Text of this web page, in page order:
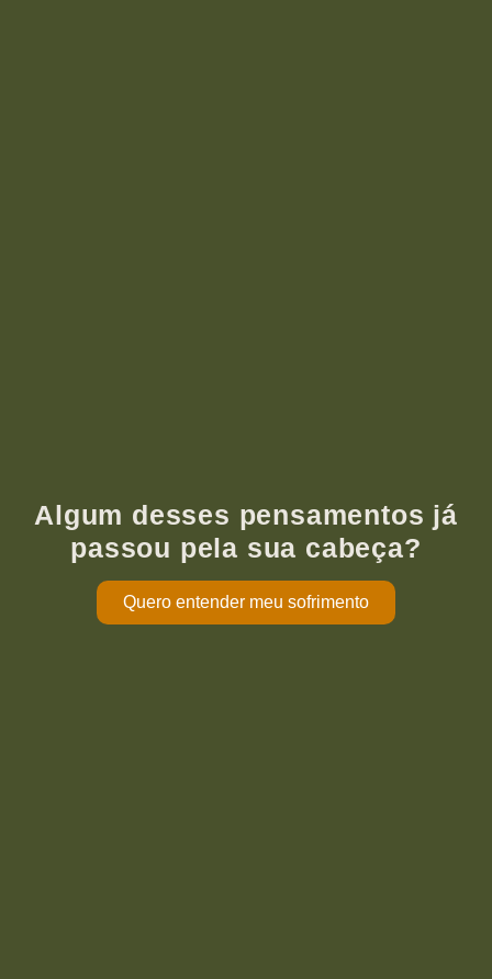
Algum desses pensamentos já
passou pela sua cabeça?
Quero entender meu sofrimento